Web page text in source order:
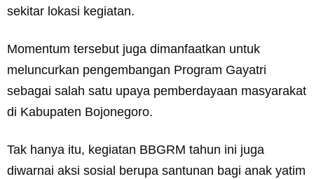
sekitar lokasi kegiatan.
Momentum tersebut juga dimanfaatkan untuk
meluncurkan pengembangan Program Gayatri
sebagai salah satu upaya pemberdayaan masyarakat
di Kabupaten Bojonegoro.
Tak hanya itu, kegiatan BBGRM tahun ini juga
diwarnai aksi sosial berupa santunan bagi anak yatim